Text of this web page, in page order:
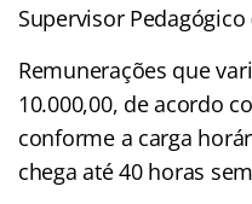
Supervisor Pedagógico
Remunerações que
10.000,00, de acordo
conforme a carga
chega até 40 horas